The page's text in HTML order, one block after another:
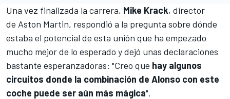
Una vez finalizada la carrera, Mike Krack, director
de Aston Martin, respondió a la pregunta sobre dónde
estaba el potencial de esta unión que ha empezado
mucho mejor de lo esperado y dejó unas declaraciones
bastante esperanzadoras: "Creo que hay algunos
circuitos donde la combinación de Alonso con este
coche puede ser aún más mágica".